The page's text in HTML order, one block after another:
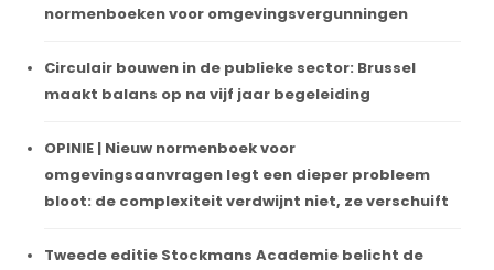
normenboeken voor omgevingsvergunningen
Circulair bouwen in de publieke sector: Brussel
maakt balans op na vijf jaar begeleiding
OPINIE | Nieuw normenboek voor
omgevingsaanvragen legt een dieper probleem
bloot: de complexiteit verdwijnt niet, ze verschuift
Tweede editie Stockmans Academie belicht de